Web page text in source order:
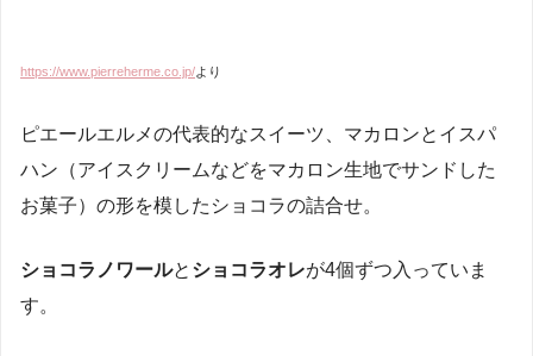
https://www.pierreherme.co.jp/より
ピエールエルメの代表的なスイーツ、マカロンとイスパ
ハン（アイスクリームなどをマカロン生地でサンドした
お菓子）の形を模したショコラの詰合せ。
ショコラノワールと ショコラオレが4個ずつ入っていま
す。